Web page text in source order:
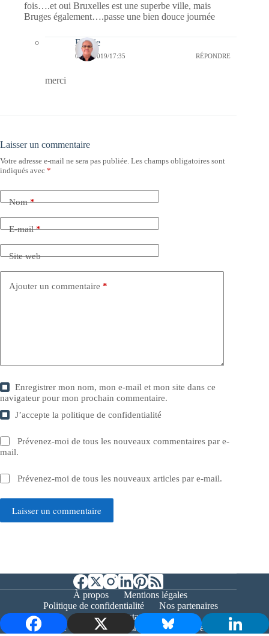
fois….et oui Bruxelles est une superbe ville, mais
Bruges également….passe une bien douce journée
Bernie
01/09/2019/17:35 RÉPONDRE
merci
Laisser un commentaire
Votre adresse e-mail ne sera pas publiée. Les champs obligatoires sont
indiqués avec *
Nom*
E-mail*
Site web
Ajouter un commentaire *
Enregistrer mon nom, mon e-mail et mon site dans ce
navigateur pour mon prochain commentaire.
J’accepte lapolitique de confidentialité
Prévenez-moi de tous les nouveaux commentaires par e-
mail.
Prévenez-moi de tous les nouveaux articles par e-mail.
Laisser un commentaire
À propos
Mentions légales
Politique de confidentialité
Nos partenaires
Contact
Copyright © 2026 - Bernieshoot.fr Journal Web